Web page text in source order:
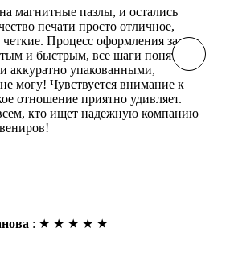
магнитные пазлы, и остались
печати просто отличное,
Процесс оформления заказа
и быстрым, все шаги понятны.
аккуратно упакованными,
могу! Чувствуется внимание к
отношение приятно удивляет.
кто ищет надежную компанию
: ★ ★ ★ ★ ★